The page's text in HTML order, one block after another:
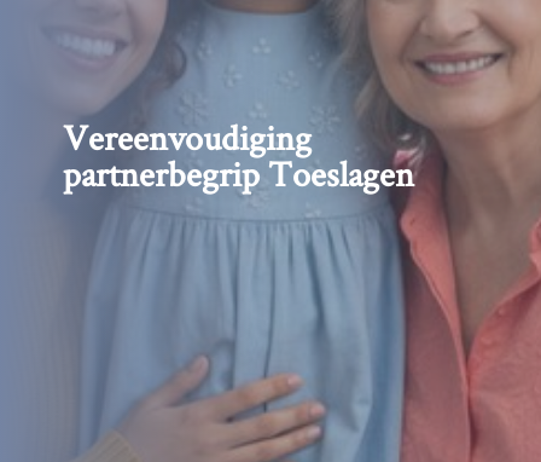
Vereenvoudiging
partnerbegrip Toeslagen